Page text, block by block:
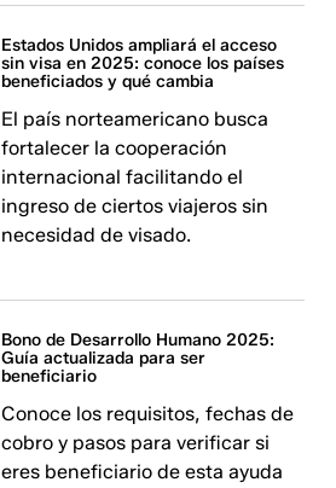
Estados Unidos ampliará el acceso
sin visa en 2025: conoce los países
beneficiados y qué cambia
El país norteamericano busca
fortalecer la cooperación
internacional facilitando el
ingreso de ciertos viajeros sin
necesidad de visado.
Bono de Desarrollo Humano 2025:
Guía actualizada para ser
beneficiario
Conoce los requisitos, fechas de
cobro y pasos para verificar si
eres beneficiario de esta ayuda